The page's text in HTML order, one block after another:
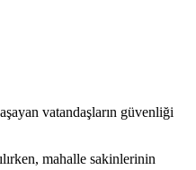
vatandaşların güvenliği
mahalle sakinlerinin